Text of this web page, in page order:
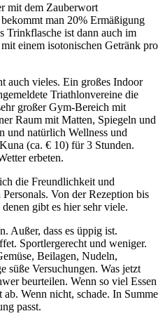
mit dem Zauberwort
man 20% Ermäßigung
Trinkflasche ist dann auch im
einem isotonischen Getränk pro
auch vieles. Ein großes Indoor
Triathlonvereine die
großer Gym-Bereich mit
Raum mit Matten, Spiegeln und
und natürlich Wellness und
(ca. € 10) für 3 Stunden.
erbeten.
die Freundlichkeit und
Von der Rezeption bis
gibt es hier sehr viele.
Außer, dass es üppig ist.
Sportlergerecht und weniger.
Beilagen, Nudeln,
süße Versuchungen. Was jetzt
beurteilen. Wenn so viel Essen
Wenn nicht, schade. In Summe
passt.